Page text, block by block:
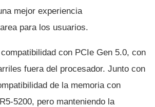
mejor experiencia
para los usuarios.
con PCIe Gen 5.0, con
fuera del procesador. Junto con
de la memoria con
5200, pero manteniendo la